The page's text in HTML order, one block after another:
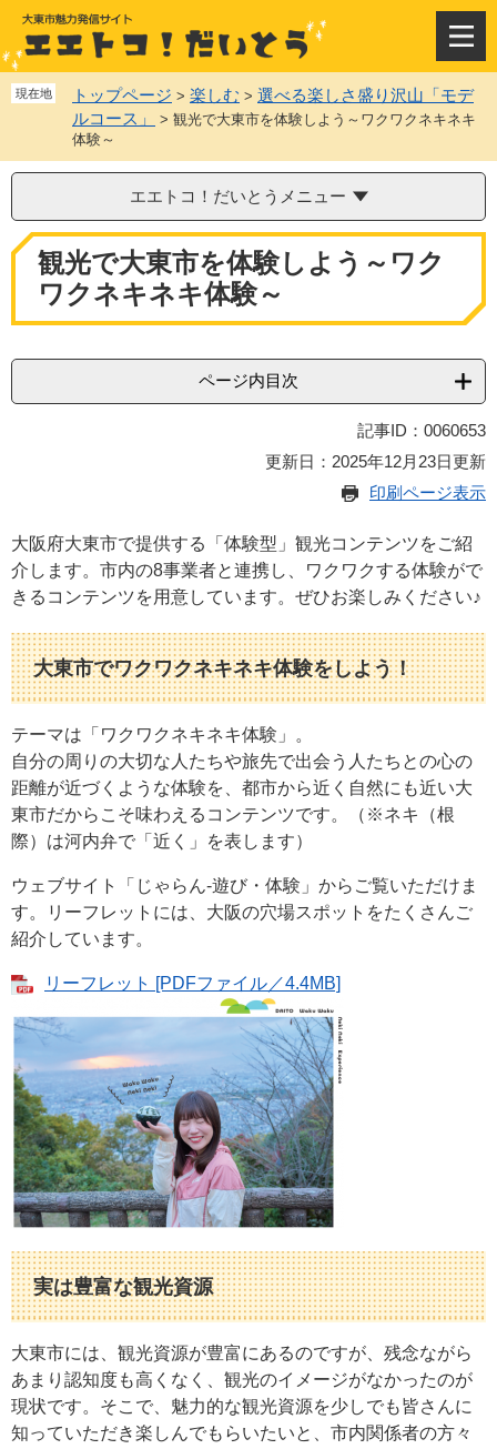
ジ
の
先
す
ュ
ー
を
し
本
文
メ
ニ
ュ
ー
現在地 トップページ > 楽しむ > 選べる楽しさ盛り沢山「モデ
ルコース」
> 観光で大東市を体験しよう～ワクワクネキネキ
体験～
エエトコ！だいとうメニュー
本
観光で大東市を体験しよう～ワク
ワクネキネキ体験～
ページ内目次
記事ID：0060653
更新日：2025年12月23日更新
印刷ページ表示
大阪府大東市で提供する「体験型」観光コンテンツをご紹
介します。市内の8事業者と連携し、ワクワクする体験がで
きるコンテンツを用意しています。ぜひお楽しみください♪
大東市でワクワクネキネキ体験をしよう！
テーマは「ワクワクネキネキ体験」。
自分の周りの大切な人たちや旅先で出会う人たちとの心の
距離が近づくような体験を、都市から近く自然にも近い大
東市だからこそ味わえるコンテンツです。（※ネキ（根
際）は河内弁で「近く」を表します）
ウェブサイト「じゃらん-遊び・体験」からご覧いただけま
す。リーフレットには、大阪の穴場スポットをたくさんご
紹介しています。
リーフレット [PDFファイル／4.4MB]
実は豊富な観光資源
大東市には、観光資源が豊富にあるのですが、残念ながら
あまり認知度も高くなく、観光のイメージがなかったのが
現状です。そこで、魅力的な観光資源を少しでも皆さんに
知っていただき楽しんでもらいたいと、市内関係者の方々